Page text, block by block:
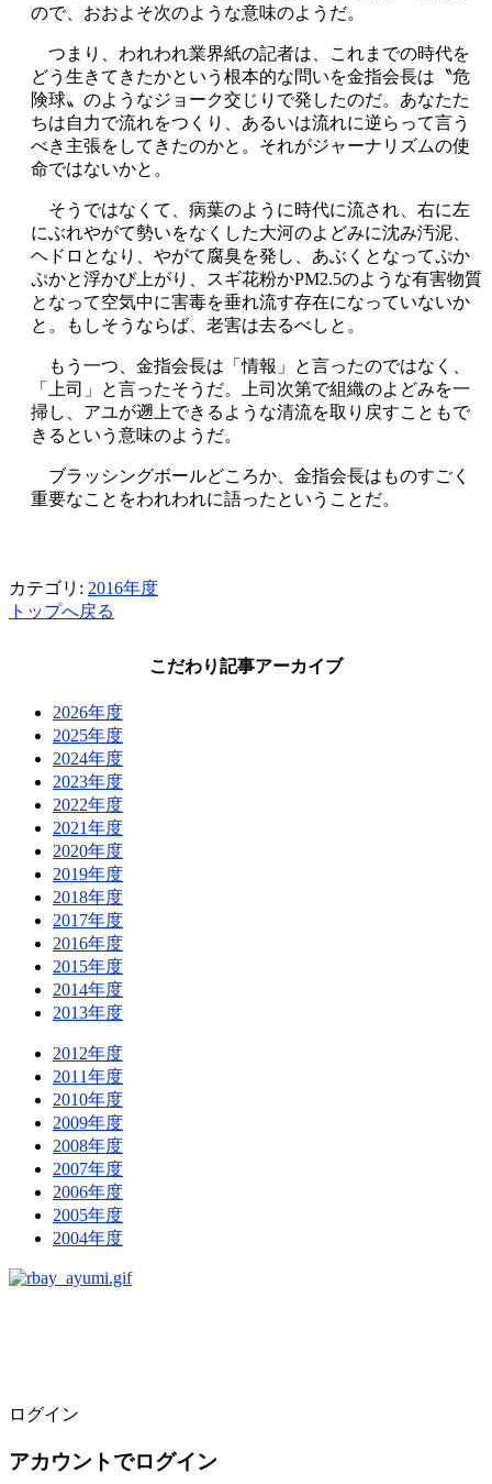
ので、おおよそ次のような意味のようだ。
つまり、われわれ業界紙の記者は、これまでの時代を
どう生きてきたかという根本的な問いを金指会長は〝危
険球〟のようなジョーク交じりで発したのだ。あなたた
ちは自力で流れをつくり、あるいは流れに逆らって言う
べき主張をしてきたのかと。それがジャーナリズムの使
命ではないかと。
そうではなくて、病葉のように時代に流され、右に左
にぶれやがて勢いをなくした大河のよどみに沈み汚泥、
ヘドロとなり、やがて腐臭を発し、あぶくとなってぷか
ぷかと浮かび上がり、スギ花粉かPM2.5のような有害物質
となって空気中に害毒を垂れ流す存在になっていないか
と。もしそうならば、老害は去るべしと。
もう一つ、金指会長は「情報」と言ったのではなく、
「上司」と言ったそうだ。上司次第で組織のよどみを一
掃し、アユが遡上できるような清流を取り戻すこともで
きるという意味のようだ。
ブラッシングボールどころか、金指会長はものすごく
重要なことをわれわれに語ったということだ。
カテゴリ: 2016年度
トップへ戻る
こだわり記事アーカイブ
2026年度
2025年度
2024年度
2023年度
2022年度
2021年度
2020年度
2019年度
2018年度
2017年度
2016年度
2015年度
2014年度
2013年度
2012年度
2011年度
2010年度
2009年度
2008年度
2007年度
2006年度
2005年度
2004年度
ログイン
アカウントでログイン